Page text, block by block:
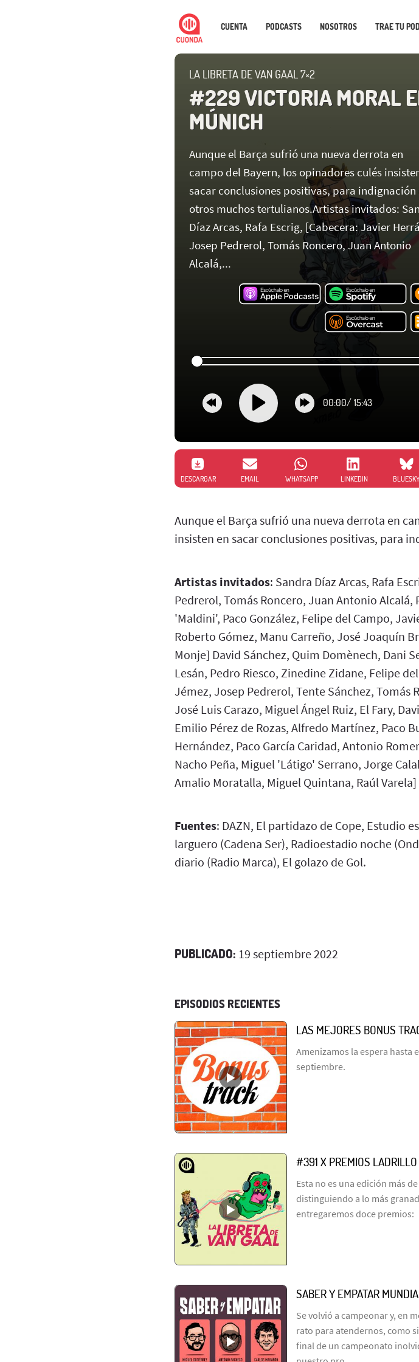
CUENTA PODCASTS NOSOTROS TRAE TU
LA LIBRETA DE VAN GAAL 7×2
#229 VICTORIA MORAL
MÚNICH
Aunque el Barça sufrió una nueva derrota en
campo del Bayern, los opinadores culés
sacar conclusiones positivas, para indignación
otros muchos tertulianos.Artistas invitados:
Díaz Arcas, Rafa Escrig, [Cabecera: Javier
Josep Pedrerol, Tomás Roncero, Juan Antonio
Alcalá,...
00:00/ 15:43
DESCARGAR EMAIL WHATSAPP LINKEDIN
Aunque el Barça sufrió una nueva derrota en
insisten en sacar conclusiones positivas, para
Artistas invitados: Sandra Díaz Arcas, Rafa
Pedrerol, Tomás Roncero, Juan Antonio
'Maldini', Paco González, Felipe del Campo,
Roberto Gómez, Manu Carreño, José Joaquín
Monje] David Sánchez, Quim Domènech, Dani
Lesán, Pedro Riesco, Zinedine Zidane, Felipe
Jémez, Josep Pedrerol, Tente Sánchez, Tomás
José Luis Carazo, Miguel Ángel Ruiz, El Fary,
Emilio Pérez de Rozas, Alfredo Martínez, Paco
Hernández, Paco García Caridad, Antonio
Nacho Peña, Miguel 'Látigo' Serrano, Jorge
Amalio Moratalla, Miguel Quintana, Raúl Varela]
Fuentes: DAZN, El partidazo de Cope, Estudio
larguero (Cadena Ser), Radioestadio noche
diario (Radio Marca), El golazo de Gol.
PUBLICADO: 19 septiembre 2022
EPISODIOS RECIENTES
LAS MEJORES BONUS
Amenizamos la espera hasta
septiembre.
#391 X PREMIOS
Esta no es una edición más
distinguiendo a lo más
entregaremos doce premios:
SABER Y EMPATAR
Se volvió a campeonar y, en
rato para atendernos, como
final de un campeonato